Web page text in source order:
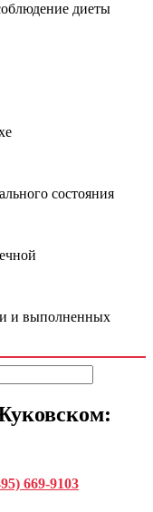
диеты
состояния
и выполненных
669-9103